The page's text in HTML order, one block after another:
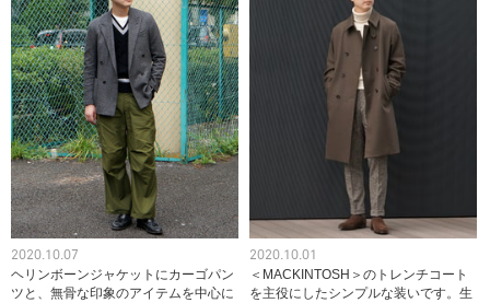
2020.10.07
ヘリンボーンジャケットにカーゴパン
ツと、無骨な印象のアイテムを中心に
2020.10.01
＜MACKINTOSH＞のトレンチコート
を主役にしたシンプルな装いです。生